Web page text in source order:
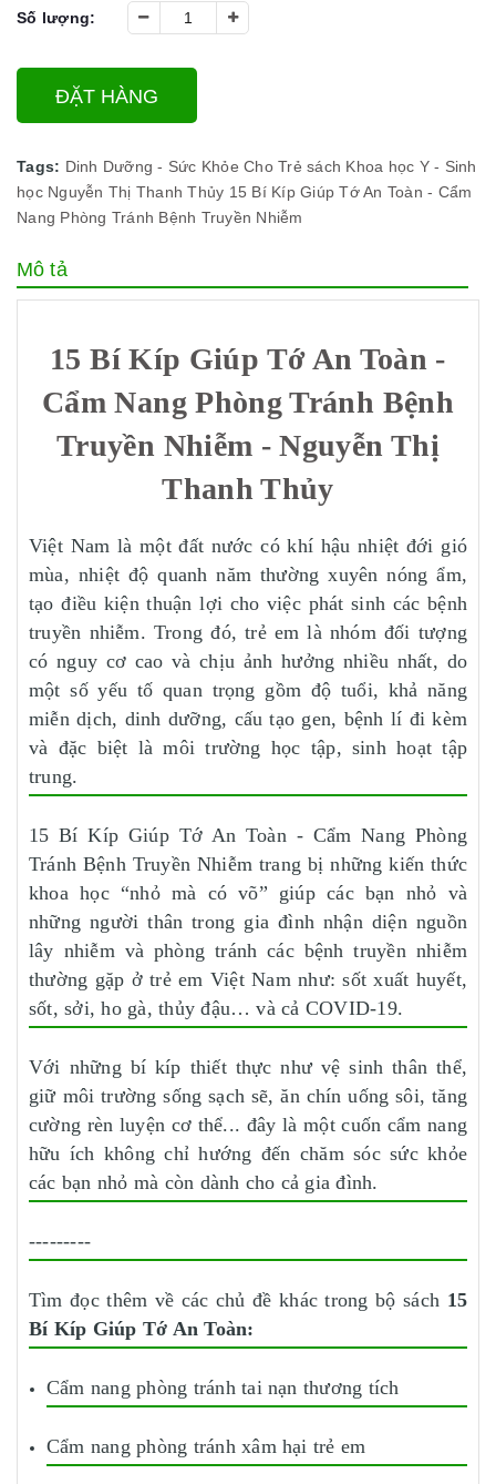
Số lượng:
ĐẶT HÀNG
Tags: Dinh Dưỡng - Sức Khỏe Cho Trẻ sách Khoa học Y - Sinh
học Nguyễn Thị Thanh Thủy 15 Bí Kíp Giúp Tớ An Toàn - Cẩm
Nang Phòng Tránh Bệnh Truyền Nhiễm
Mô tả
15 Bí Kíp Giúp Tớ An Toàn -
Cẩm Nang Phòng Tránh Bệnh
Truyền Nhiễm - Nguyễn Thị
Thanh Thủy
Việt Nam là một đất nước có khí hậu nhiệt đới gió
mùa, nhiệt độ quanh năm thường xuyên nóng ẩm,
tạo điều kiện thuận lợi cho việc phát sinh các bệnh
truyền nhiễm. Trong đó, trẻ em là nhóm đối tượng
có nguy cơ cao và chịu ảnh hưởng nhiều nhất, do
một số yếu tố quan trọng gồm độ tuổi, khả năng
miễn dịch, dinh dưỡng, cấu tạo gen, bệnh lí đi kèm
và đặc biệt là môi trường học tập, sinh hoạt tập
trung.
15 Bí Kíp Giúp Tớ An Toàn - Cẩm Nang Phòng
Tránh Bệnh Truyền Nhiễm trang bị những kiến thức
khoa học “nhỏ mà có võ” giúp các bạn nhỏ và
những người thân trong gia đình nhận diện nguồn
lây nhiễm và phòng tránh các bệnh truyền nhiễm
thường gặp ở trẻ em Việt Nam như: sốt xuất huyết,
sốt, sởi, ho gà, thủy đậu… và cả COVID-19.
Với những bí kíp thiết thực như vệ sinh thân thể,
giữ môi trường sống sạch sẽ, ăn chín uống sôi, tăng
cường rèn luyện cơ thể... đây là một cuốn cẩm nang
hữu ích không chỉ hướng đến chăm sóc sức khỏe
các bạn nhỏ mà còn dành cho cả gia đình.
---------
Tìm đọc thêm về các chủ đề khác trong bộ sách 15
Bí Kíp Giúp Tớ An Toàn:
Cẩm nang phòng tránh tai nạn thương tích
Cẩm nang phòng tránh xâm hại trẻ em